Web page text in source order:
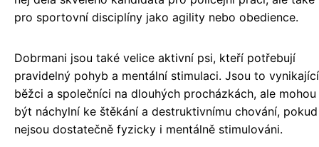
pro sportovní disciplíny jako agility nebo obedience.
Dobrmani jsou také velice aktivní psi, kteří potřebují
pravidelný pohyb a mentální stimulaci. Jsou to vynikající
běžci a společníci na dlouhých procházkách, ale mohou
být náchylní ke štěkání a destruktivnímu chování, pokud
nejsou dostatečně fyzicky i mentálně stimulováni.